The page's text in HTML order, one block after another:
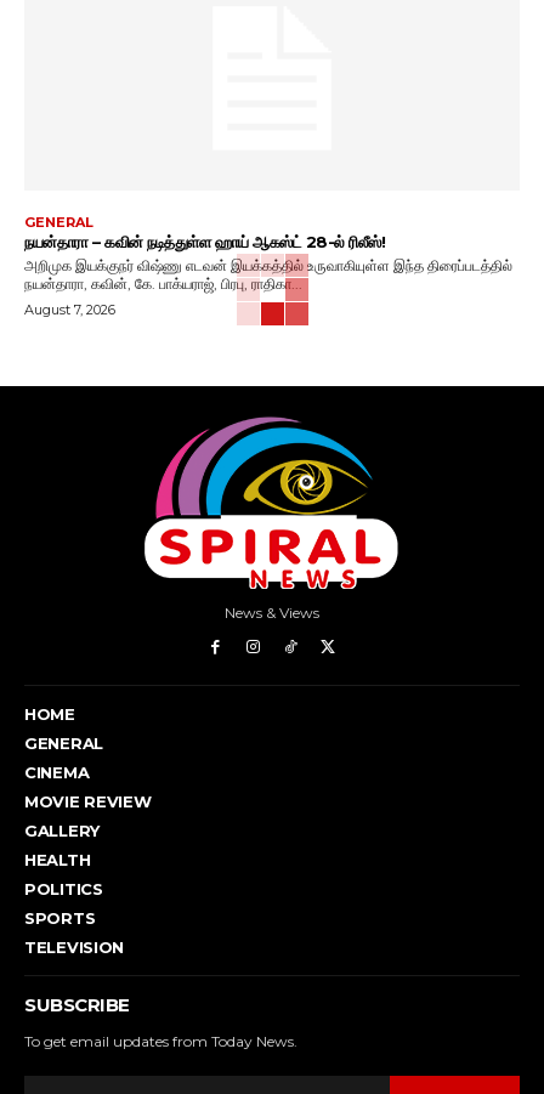
GENERAL
நயன்தாரா – கவின் நடித்துள்ள ஹாய் ஆகஸ்ட் 28-ல் ரிலீஸ்!
அறிமுக இயக்குநர் விஷ்ணு எடவன் இயக்கத்தில் உருவாகியுள்ள இந்த திரைப்படத்தில்
நயன்தாரா, கவின், கே. பாக்யராஜ், பிரபு, ராதிகா...
August 7, 2026
News & Views
HOME
GENERAL
CINEMA
MOVIE REVIEW
GALLERY
HEALTH
POLITICS
SPORTS
TELEVISION
SUBSCRIBE
To get email updates from Today News.